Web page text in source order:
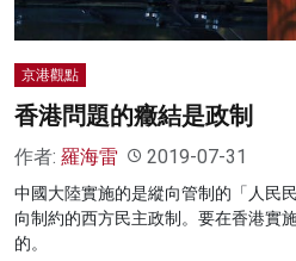
灼見活動
京港觀點
香港問題的癥結是政制
作者: 羅海雷 2019-07-31
中國大陸實施的是縱向管制的「人民
向制約的西方民主政制。要在香港實
的。